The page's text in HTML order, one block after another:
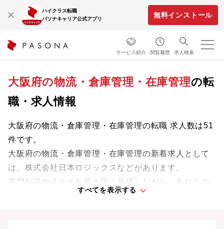
ハイクラス転職
パソナキャリア公式アプリ
無料インストール
サービス紹介 閲覧履歴 求人検索
大阪府の物流・倉庫管理・在庫管理の転
職・求人情報
大阪府の物流・倉庫管理・在庫管理の転職 求人数は51
件です。
大阪府の物流・倉庫管理・在庫管理の新着求人として
は、株式会社日本ロジックスなどがあります。
専門知識やスキルを最大限に発揮しながら、あなたの
ライフスタイルや価値観に合った理想の働き方を叶え
すべてを表示する